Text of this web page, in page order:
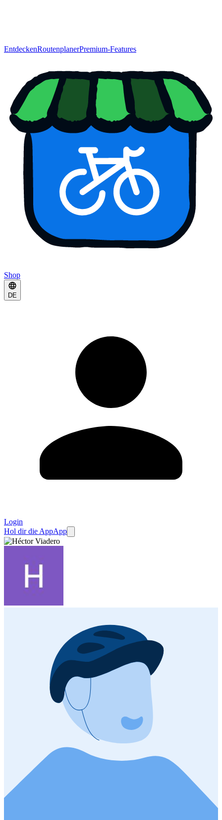
EntdeckenRoutenplanerPremium-Features
Shop
DE
Login
Hol dir die AppApp